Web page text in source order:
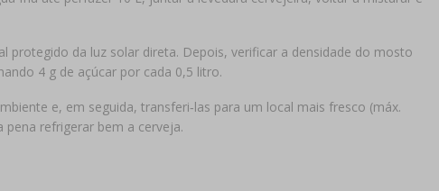
protegido da luz solar direta. Depois, verificar a densidade do mosto
4 g de açúcar por cada 0,5 litro.
e, em seguida, transferi‑las para um local mais fresco (máx.
pena refrigerar bem a cerveja.